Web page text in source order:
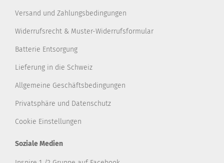
Versand und Zahlungsbedingungen
Widerrufsrecht & Muster-Widerrufsformular
Batterie Entsorgung
Lieferung in die Schweiz
Allgemeine Geschäftsbedingungen
Privatsphäre und Datenschutz
Cookie Einstellungen
Soziale Medien